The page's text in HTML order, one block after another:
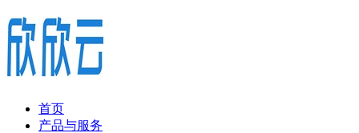
首页
产品与服务